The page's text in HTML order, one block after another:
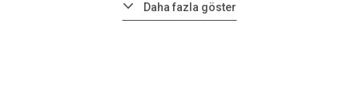
Daha fazla göster